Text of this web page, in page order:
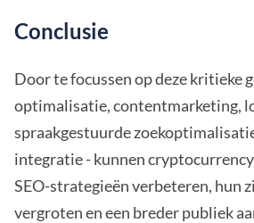
Conclusie
Door te focussen op deze kritieke
optimalisatie, contentmarketing,
spraakgestuurde
integratie - kunnen
SEO-strategieën verbeteren, hun
vergroten en een breder publiek